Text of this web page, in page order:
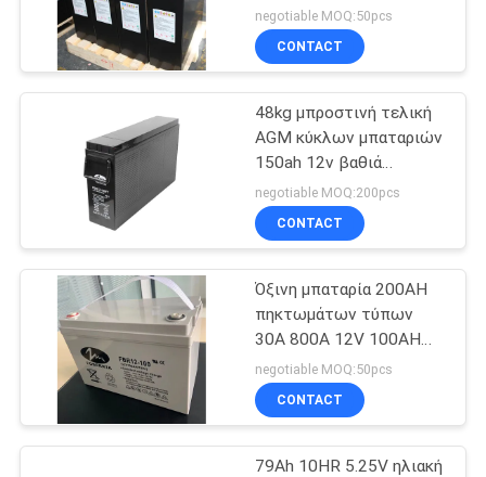
Βαθιά όξινη
μπαταρία
μολύβδου κύκλων
14
Όξινη μπαταρία
μολύβδου
πηκτωμάτων
20
μπαταριών μολύβδου
όξινο πακέτο μπαταριών
negotiable MOQ:50pcs
CONTACT
48kg μπροστινή τελική
AGM κύκλων μπαταριών
150ah 12v βαθιά
μπαταρία για το σύστημα
επικοινωνιών UPS
negotiable MOQ:200pcs
CONTACT
Όξινη μπαταρία 200AH
πηκτωμάτων τύπων
30A 800A 12V 100AH
μπαταριών μολύβδου για
τη στρατοπέδευση
Motorhome
negotiable MOQ:50pcs
CONTACT
79Ah 10HR 5.25V ηλιακή